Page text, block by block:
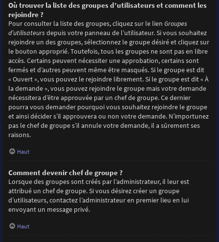
Où trouver la liste des groupes d’utilisateurs et comment les
rejoindre ?
Pour consulter la liste des groupes, cliquez sur le lien Groupes
d’utilisateurs depuis votre panneau de l’utilisateur. Si vous souhaitez
rejoindre un des groupes, sélectionnez le groupe désiré et cliquez sur
le bouton approprié. Toutefois, tous les groupes ne sont pas en libre
accès. Certains peuvent nécessiter une approbation, certains sont
fermés et d’autres peuvent même être masqués. Si le groupe est dit
« Ouvert », vous pouvez le rejoindre librement. Si le groupe est dit « À
la demande », vous pouvez rejoindre le groupe mais votre demande
nécessitera d’être approuvée par un chef de groupe. Ce dernier
pourra vous demander pourquoi vous souhaitez rejoindre le groupe
et ainsi décider s’il approuvera ou non votre demande. N’importunez
pas le chef de groupe s’il annule votre demande, il a sûrement ses
raisons.
Haut
Comment devenir chef de groupe ?
Lorsque des groupes sont créés par l’administrateur, il leur est
attribué un chef de groupe. Si vous désirez créer un groupe
d’utilisateurs, contactez l’administrateur en premier lieu en lui
envoyant un message privé.
Haut